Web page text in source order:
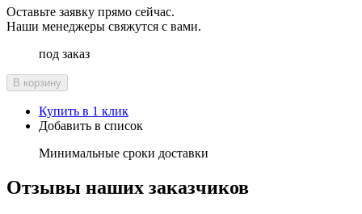
Оставьте заявку прямо сейчас.
Наши менеджеры свяжутся с вами.
под заказ
В корзину
Купить в 1 клик
Добавить в список
Минимальные сроки доставки
Отзывы наших заказчиков